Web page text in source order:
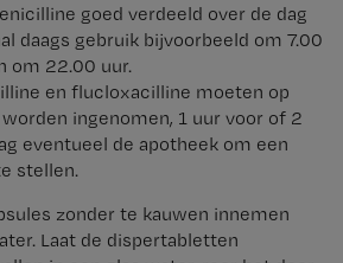
goed verdeeld over de dag
daags gebruik bijvoorbeeld om 7.00
om 22.00 uur.
en flucloxacilline moeten op
ingenomen, 1 uur voor of 2
eventueel de apotheek om een
stellen.
zonder te kauwen innemen
Laat de dispertabletten